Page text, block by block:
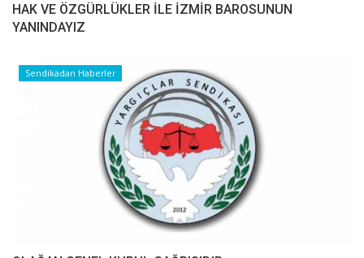
HAK VE ÖZGÜRLÜKLER İLE İZMİR BAROSUNUN
YANINDAYIZ
Sendikadan Haberler